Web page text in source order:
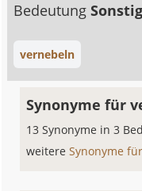
Bedeutung
vernebeln
Synonyme für
13 Synonyme in 3
weitereSynonyme